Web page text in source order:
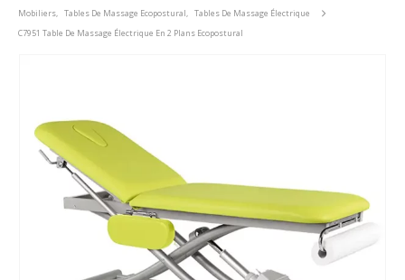
Mobiliers, Tables De Massage Ecopostural, Tables De Massage Électrique
C7951 Table De Massage Électrique En 2 Plans Ecopostural